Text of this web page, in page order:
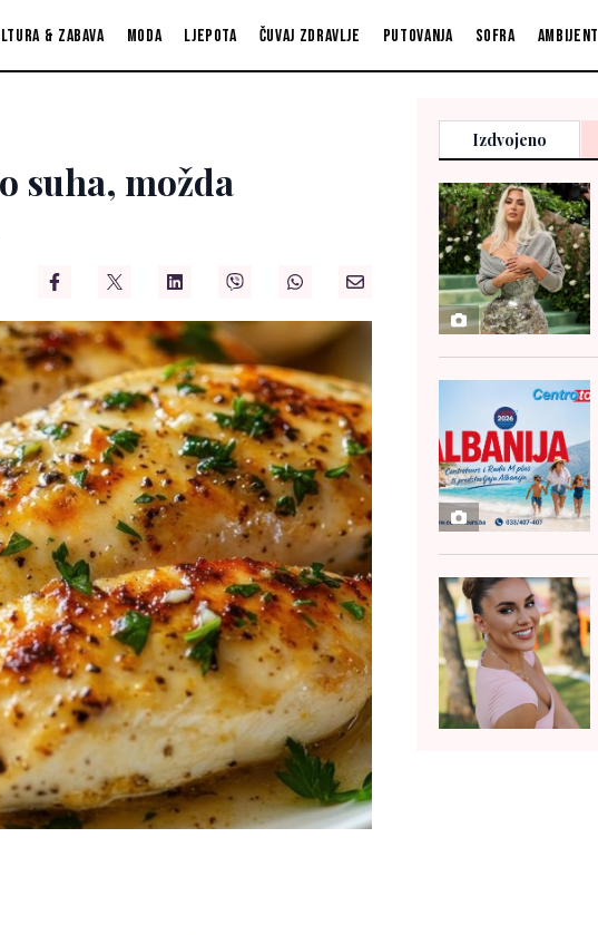
& zabava Moda Ljepota Čuvaj zdravlje Putovanja Sofra Ambijent
suha, možda
Izdvojeno